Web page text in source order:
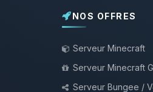
NOS OFFRES
Serveur Minecraft
Serveur Minecraft
Serveur Bungee /